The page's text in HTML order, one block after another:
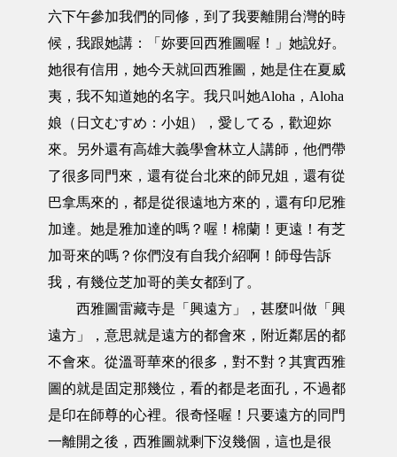
六下午參加我們的同修，到了我要離開台灣的時
候，我跟她講：「妳要回西雅圖喔！」她說好。
她很有信用，她今天就回西雅圖，她是住在夏威
夷，我不知道她的名字。我只叫她Aloha，Aloha
娘（日文むすめ：小姐），愛してる，歡迎妳
來。另外還有高雄大義學會林立人講師，他們帶
了很多同門來，還有從台北來的師兄姐，還有從
巴拿馬來的，都是從很遠地方來的，還有印尼雅
加達。她是雅加達的嗎？喔！棉蘭！更遠！有芝
加哥來的嗎？你們沒有自我介紹啊！師母告訴
我，有幾位芝加哥的美女都到了。
西雅圖雷藏寺是「興遠方」，甚麼叫做「興
遠方」，意思就是遠方的都會來，附近鄰居的都
不會來。從溫哥華來的很多，對不對？其實西雅
圖的就是固定那幾位，看的都是老面孔，不過都
是印在師尊的心裡。很奇怪喔！只要遠方的同門
一離開之後，西雅圖就剩下沒幾個，這也是很